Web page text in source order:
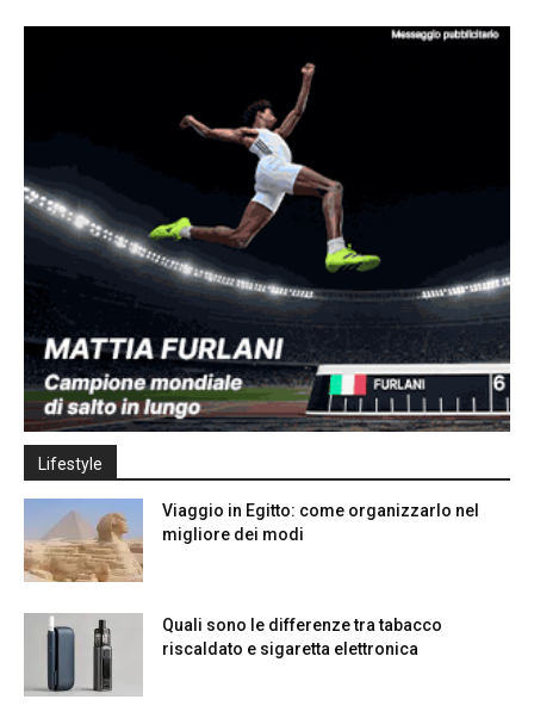
Lifestyle
Viaggio in Egitto: come organizzarlo nel
migliore dei modi
Quali sono le differenze tra tabacco
riscaldato e sigaretta elettronica